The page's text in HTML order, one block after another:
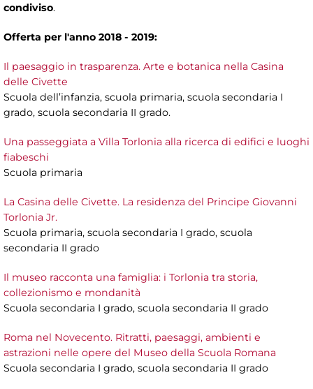
condiviso.
Offerta per l'anno 2018 - 2019:
Il paesaggio in trasparenza. Arte e botanica nella Casina
delle Civette
Scuola dell’infanzia, scuola primaria, scuola secondaria I
grado, scuola secondaria II grado.
Una passeggiata a Villa Torlonia alla ricerca di edifici e luoghi
fiabeschi
Scuola primaria
La Casina delle Civette. La residenza del Principe Giovanni
Torlonia Jr.
Scuola primaria, scuola secondaria I grado, scuola
secondaria II grado
Il museo racconta una famiglia: i Torlonia tra storia,
collezionismo e mondanità
Scuola secondaria I grado, scuola secondaria II grado
Roma nel Novecento. Ritratti, paesaggi, ambienti e
astrazioni nelle opere del Museo della Scuola Romana
Scuola secondaria I grado, scuola secondaria II grado